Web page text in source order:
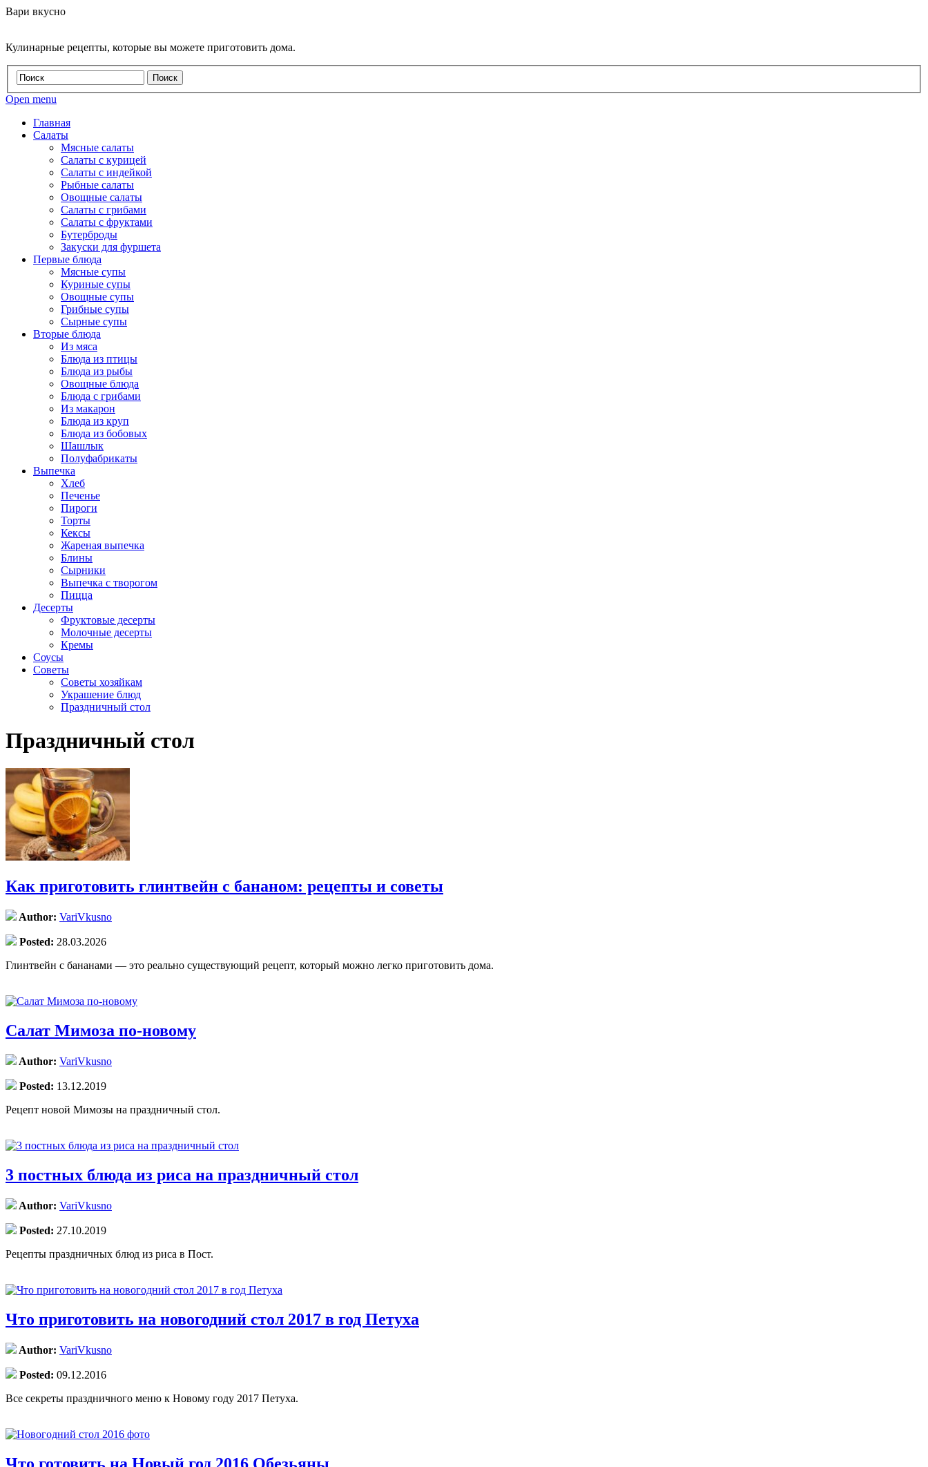
Вари вкусно
Кулинарные рецепты, которые вы можете приготовить дома.
Open menu
Главная
Салаты
Мясные салаты
Салаты с курицей
Салаты с индейкой
Рыбные салаты
Овощные салаты
Салаты с грибами
Салаты с фруктами
Бутерброды
Закуски для фуршета
Первые блюда
Мясные супы
Куриные супы
Овощные супы
Грибные супы
Сырные супы
Вторые блюда
Из мяса
Блюда из птицы
Блюда из рыбы
Овощные блюда
Блюда с грибами
Из макарон
Блюда из круп
Блюда из бобовых
Шашлык
Полуфабрикаты
Выпечка
Хлеб
Печенье
Пироги
Торты
Кексы
Жареная выпечка
Блины
Сырники
Выпечка с творогом
Пицца
Десерты
Фруктовые десерты
Молочные десерты
Кремы
Соусы
Советы
Советы хозяйкам
Украшение блюд
Праздничный стол
Праздничный стол
Как приготовить глинтвейн с бананом: рецепты и советы
Author: VariVkusno
Posted: 28.03.2026
Глинтвейн с бананами — это реально существующий рецепт, который можно легко приготовить дома.
Салат Мимоза по-новому
Author: VariVkusno
Posted: 13.12.2019
Рецепт новой Мимозы на праздничный стол.
3 постных блюда из риса на праздничный стол
Author: VariVkusno
Posted: 27.10.2019
Рецепты праздничных блюд из риса в Пост.
Что приготовить на новогодний стол 2017 в год Петуха
Author: VariVkusno
Posted: 09.12.2016
Все секреты праздничного меню к Новому году 2017 Петуха.
Что готовить на Новый год 2016 Обезьяны